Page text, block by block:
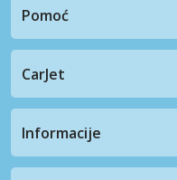
Pomoć
CarJet
Informacije